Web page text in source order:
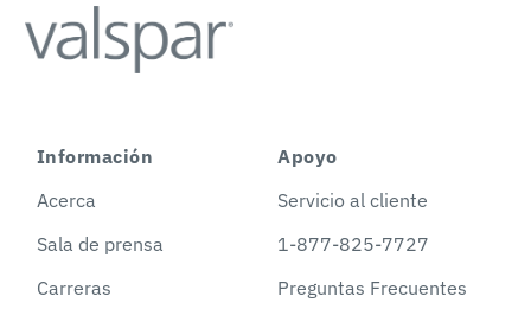
Información
Acerca
Sala de prensa
Carreras
Apoyo
Servicio al cliente
1-877-825-7727
Preguntas Frecuentes